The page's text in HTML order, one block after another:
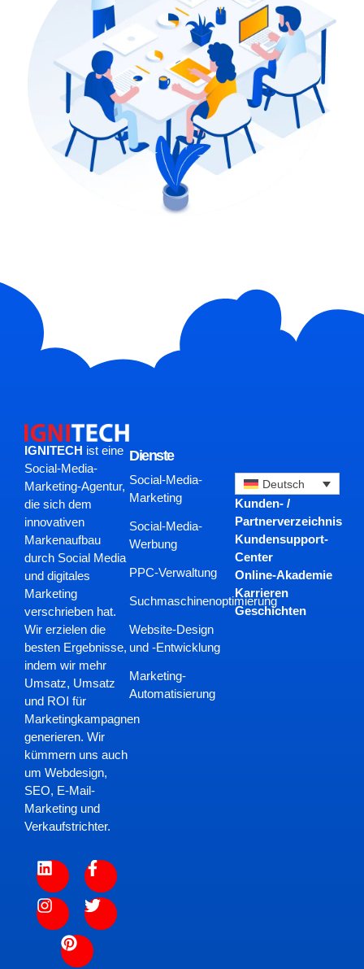
IGNITECH ist eine
Social-Media-
Marketing-Agentur,
die sich dem
innovativen
Markenaufbau
durch Social Media
und digitales
Marketing
verschrieben hat.
Wir erzielen die
besten Ergebnisse,
indem wir mehr
Umsatz, Umsatz
und ROI für
Marketingkampagnen
generieren. Wir
kümmern uns auch
um Webdesign,
SEO, E-Mail-
Marketing und
Verkaufstrichter.
Dienste
Social-Media-
Marketing
Social-Media-
Werbung
PPC-Verwaltung
Suchmaschinenoptimierung
Website-Design
und -Entwicklung
Marketing-
Automatisierung
Deutsch
Kunden- /
Partnerverzeichnis
Kundensupport-
Center
Online-Akademie
Karrieren
Geschichten